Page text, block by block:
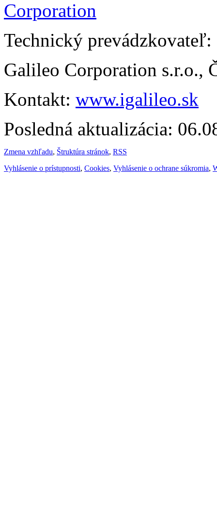
Technický prevádzkovateľ:
Galileo Corporation s.r.o.,
Kontakt: www.igalileo.sk
Posledná aktualizácia:
Zmena vzhľadu, Štruktúra stránok, RSS
Vyhlásenie o prístupnosti, Cookies, Vyhlásenie o ochrane súkromia,